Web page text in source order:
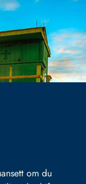
om du